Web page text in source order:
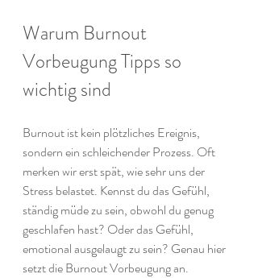
Warum Burnout
Vorbeugung Tipps so
wichtig sind
Burnout ist kein plötzliches Ereignis,
sondern ein schleichender Prozess. Oft
merken wir erst spät, wie sehr uns der
Stress belastet. Kennst du das Gefühl,
ständig müde zu sein, obwohl du genug
geschlafen hast? Oder das Gefühl,
emotional ausgelaugt zu sein? Genau hier
setzt die Burnout Vorbeugung an.